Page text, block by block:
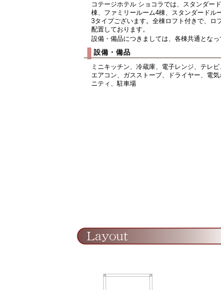
コテージホテル ショコラでは、スタンダー
棟、ファミリールーム4棟、スタンダードル
3タイプございます。全棟ロフト付きで、ロ
配置しております。
設備・備品につきましては、各棟共通とな
設備・備品
ミニキッチン、冷蔵庫、電子レンジ、テレビ
エアコン、ガスストーブ、ドライヤー、電
ニティ、駐車場